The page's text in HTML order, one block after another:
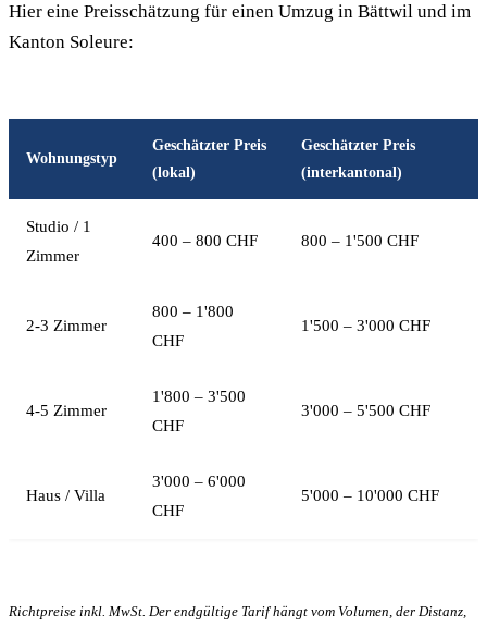
Hier eine Preisschätzung für einen Umzug in Bättwil und im
Kanton Soleure:
Wohnungstyp
Geschätzter Preis
(lokal)
Geschätzter Preis
(interkantonal)
Studio / 1
Zimmer
400 – 800 CHF 800 – 1'500 CHF
2-3 Zimmer
800 – 1'800
CHF
1'500 – 3'000 CHF
4-5 Zimmer
1'800 – 3'500
CHF
3'000 – 5'500 CHF
Haus / Villa
3'000 – 6'000
CHF
5'000 – 10'000 CHF
Richtpreise inkl. MwSt. Der endgültige Tarif hängt vom Volumen, der Distanz,